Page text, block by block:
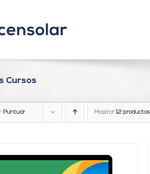
Cursos
Puntuar Mostrar12 productos